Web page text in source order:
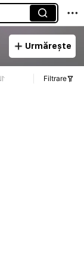
Urmărește
Filtrare